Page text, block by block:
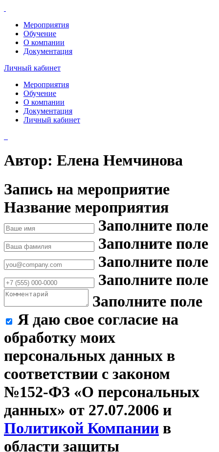
Мероприятия
Обучение
О компании
Документация
Личный кабинет
Мероприятия
Обучение
О компании
Документация
Личный кабинет
Автор: Елена Немчинова
Запись на мероприятие
Название мероприятия
Заполните поле
Заполните поле
Заполните поле
Заполните поле
Заполните поле
Я даю свое согласие на
обработку моих
персональных данных в
соответствии с законом
№152-ФЗ «О персональных
данных» от 27.07.2006 и
Политикой Компании в
области защиты